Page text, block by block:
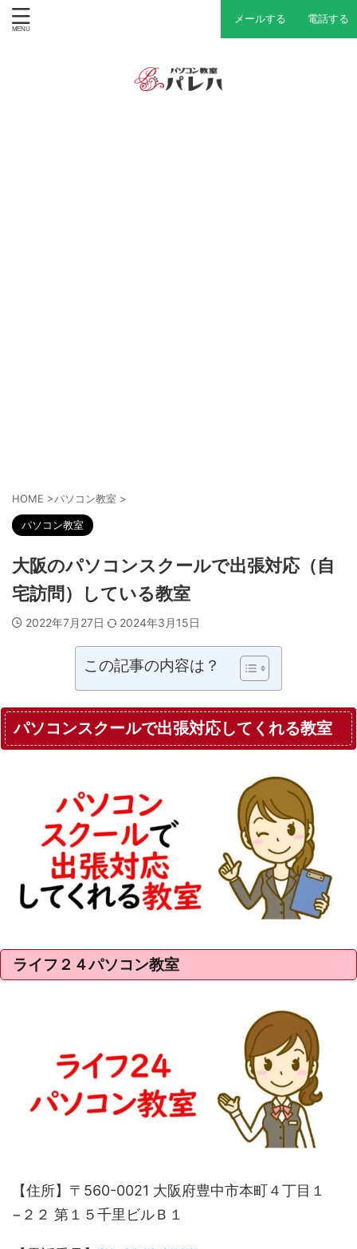
メールする 電話する
HOME >パソコン教室 >
パソコン教室
大阪のパソコンスクールで出張対応（自
宅訪問）している教室
2022年7月27日 2024年3月15日
この記事の内容は？
パソコンスクールで出張対応してくれる教室
ライフ２４パソコン教室
【住所】〒560-0021 大阪府豊中市本町４丁目１
−２２ 第１５千里ビルＢ１